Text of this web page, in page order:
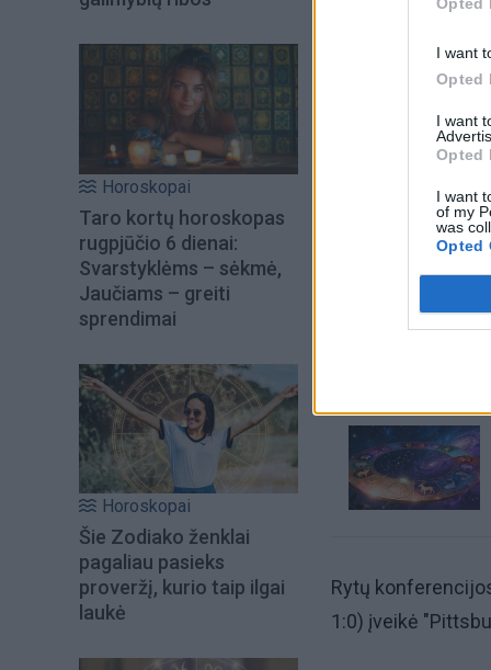
I want
Opted
I want
Opted
I want
of my
was
Opted
Horoskopai
Taro kortų horoskopas
rugpjūčio 6 dienai:
Svarstyklėms – sėkmė,
Jaučiams – greiti
sprendimai
Horoskopai
Šie Zodiako ženklai
pagaliau pasieks
proveržį, kurio taip ilgai
laukė
Šiuo metu
Rytų
1:0) įveikė